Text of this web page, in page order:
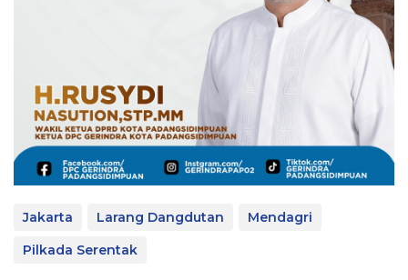
Jakarta Larang Dangdutan
Mendagri
Pilkada Serentak